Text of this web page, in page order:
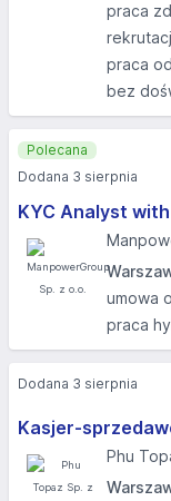
praca
praca
bez
KYC Analyst
umowa
praca
Polecana
Dodana 3 sierpnia
Kasjer-
Phu
Dodana 3 sierpnia